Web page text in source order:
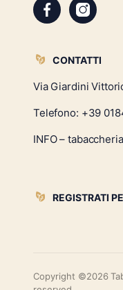
CONTATTI
Via Giardini
Telefono: +39
INFO –
REGISTRATI
Copyright ©2026